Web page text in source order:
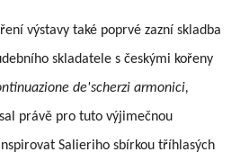
výstavy také poprvé zazní skladba
skladatele s českými kořeny
de'scherzi armonici,
právě pro tuto výjimečnou
Salieriho sbírkou tříhlasých